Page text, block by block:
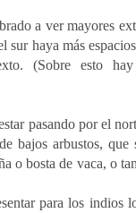
a ver mayores
haya más
(Sobre esto
pasando por el
bajos arbustos,
o bosta de vaca, o
para los indios